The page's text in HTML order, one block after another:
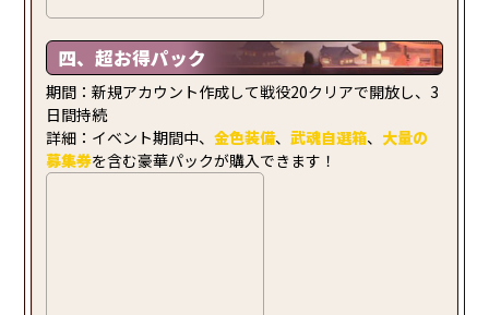
四、超お得パック
期間：新規アカウント作成して戦役20クリアで開放し、3
日間持続
詳細：イベント期間中、金色装備、武魂自選箱、 大量の
募集券を含む豪華パックが購入できます！